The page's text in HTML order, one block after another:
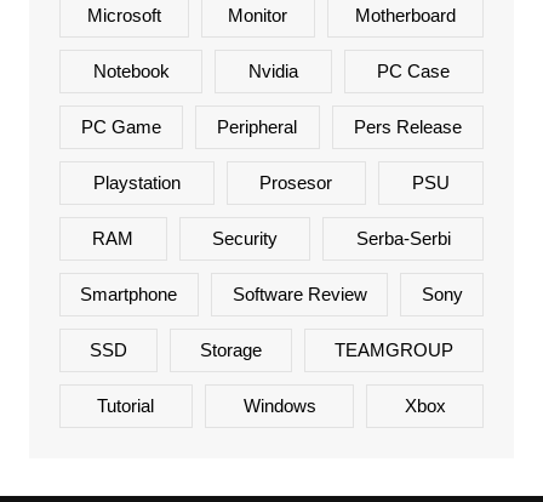
Microsoft Monitor Motherboard
Notebook Nvidia PC Case
PC Game Peripheral Pers Release
Playstation Prosesor PSU
RAM Security Serba-Serbi
Smartphone Software Review Sony
SSD Storage TEAMGROUP
Tutorial Windows Xbox